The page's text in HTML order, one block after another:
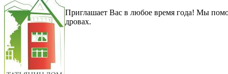
Приглашает Вас в любое время года! Мы
дровах.